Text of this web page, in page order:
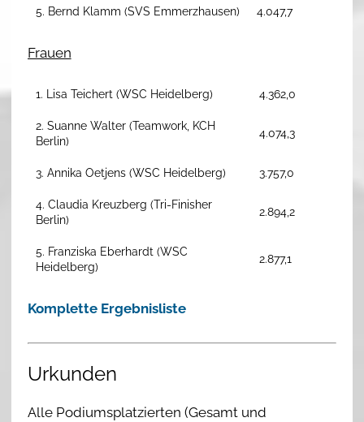
5. Bernd Klamm (SVS Emmerzhausen) 4.047,7
Frauen
1. Lisa Teichert (WSC Heidelberg) 4.362,0
2. Suanne Walter (Teamwork, KCH
Berlin)
4.074,3
3. Annika Oetjens (WSC Heidelberg) 3.757,0
4. Claudia Kreuzberg (Tri-Finisher
Berlin)
2.894,2
5. Franziska Eberhardt (WSC
Heidelberg)
2.877,1
Komplette Ergebnisliste
Urkunden
Alle Podiumsplatzierten (Gesamt und